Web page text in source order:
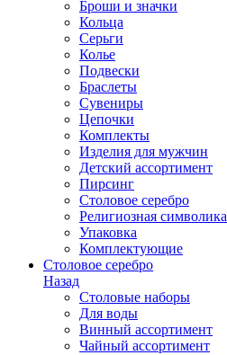
Броши и значки
Кольца
Серьги
Колье
Подвески
Браслеты
Сувениры
Цепочки
Комплекты
Изделия для мужчин
Детский ассортимент
Пирсинг
Столовое серебро
Религиозная символика
Упаковка
Комплектующие
Столовое серебро
Назад
Столовые наборы
Для воды
Винный ассортимент
Чайный ассортимент